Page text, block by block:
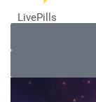
LivePills